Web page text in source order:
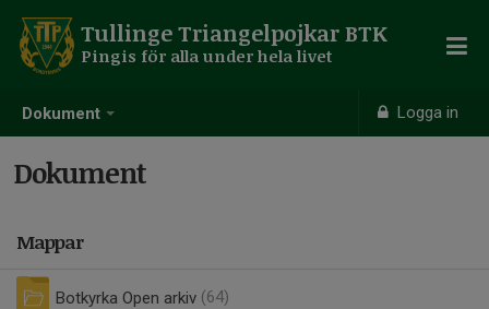
Dokument Logga in
Tullinge Triangelpojkar BTK
Pingis för alla under hela livet
Dokument
Mappar
Botkyrka Open arkiv (64)